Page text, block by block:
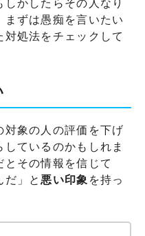
かしたらその人なり
まずは愚痴を言いたい
対処法をチェックして
対象の人の評価を下げ
ているのかもしれま
その情報を信じて
だ」と 悪い印象 を持っ